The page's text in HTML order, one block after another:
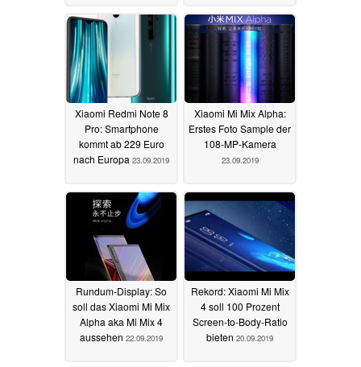
Xiaomi Redmi Note 8
Pro: Smartphone
kommt ab 229 Euro
nach Europa 23.09.2019
Xiaomi Mi Mix Alpha:
Erstes Foto Sample der
108-MP-Kamera
23.09.2019
Rundum-Display: So
soll das Xiaomi Mi Mix
Alpha aka Mi Mix 4
aussehen 22.09.2019
Rekord: Xiaomi Mi Mix
4 soll 100 Prozent
Screen-to-Body-Ratio
bieten 20.09.2019